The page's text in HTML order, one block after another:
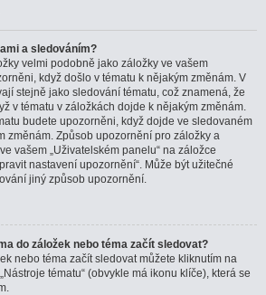
a sledováním?
velmi podobně jako záložky ve vašem
když došlo v tématu k nějakým změnám. V
stejně jako sledování tématu, což znamená, že
v tématu v záložkách dojde k nějakým změnám.
budete upozorněni, když dojde ve sledovaném
změnám. Způsob upozornění pro záložky a
vašem „Uživatelském panelu“ na záložce
nastavení upozornění“. Může být užitečné
jiný způsob upozornění.
do záložek nebo téma začít sledovat?
nebo téma začít sledovat můžete kliknutím na
tématu“ (obvykle má ikonu klíče), která se